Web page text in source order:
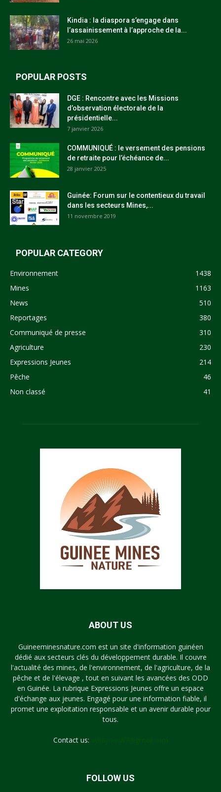
Kindia : la diaspora s’engage dans
l’assainissement à l’approche de la...
26 mai 2026
POPULAR POSTS
DGE : Rencontre avec les Missions
d’observation électorale de la
présidentielle...
7 janvier 2026
COMMUNIQUÉ : le versement des pensions
de retraite pour l’échéance de...
28 janvier 2025
Guinée: Forum sur le contentieux du travail
dans les secteurs Mines,...
11 novembre 2019
POPULAR CATEGORY
Environnement
1438
Mines
1163
News
510
Reportages
380
Communiqué de presse
310
Agriculture
230
Expressions Jeunes
214
Pêche
46
Non classé
41
ABOUT US
Guineeminesnature.com est un site d'information guinéen
dédié aux secteurs clés du développement durable. Il couvre
l'actualité des mines, de l'environnement, de l'agriculture, de la
pêche et de l'élevage , tout en suivant les avancées des ODD
en Guinée. La rubrique Expressions Jeunes offre un espace
d'échange aux jeunes. Engagé pour une information fiable, il
promet une exploitation responsable et un avenir durable pour
tous.
Contact us:
FOLLOW US